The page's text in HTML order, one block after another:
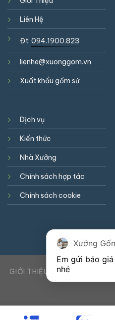
Liên Hệ
Đt: 094.1900.823
lienhe@xuonggom.vn
Xuất khẩu gốm sứ
Dịch vụ
Kiến thức
Nhà Xưởng
Chính sách hợp tác
Chính sách cookie
GIỚI THIỆU DỊCH VỤ
Xưởng
Em gửi báo
nhé